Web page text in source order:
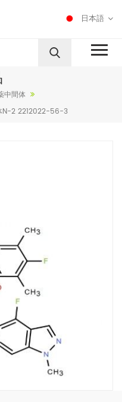
日本語
中間体
N-2 2212022-56-3